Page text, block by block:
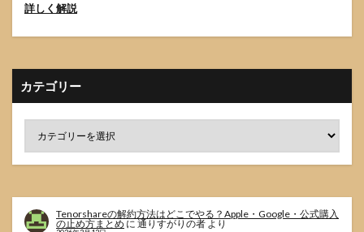
詳しく解説
カテゴリー
Tenorshareの解約方法はどこでやる？Apple・Google・公式購入
の止め方まとめ に 通りすがりの者 より